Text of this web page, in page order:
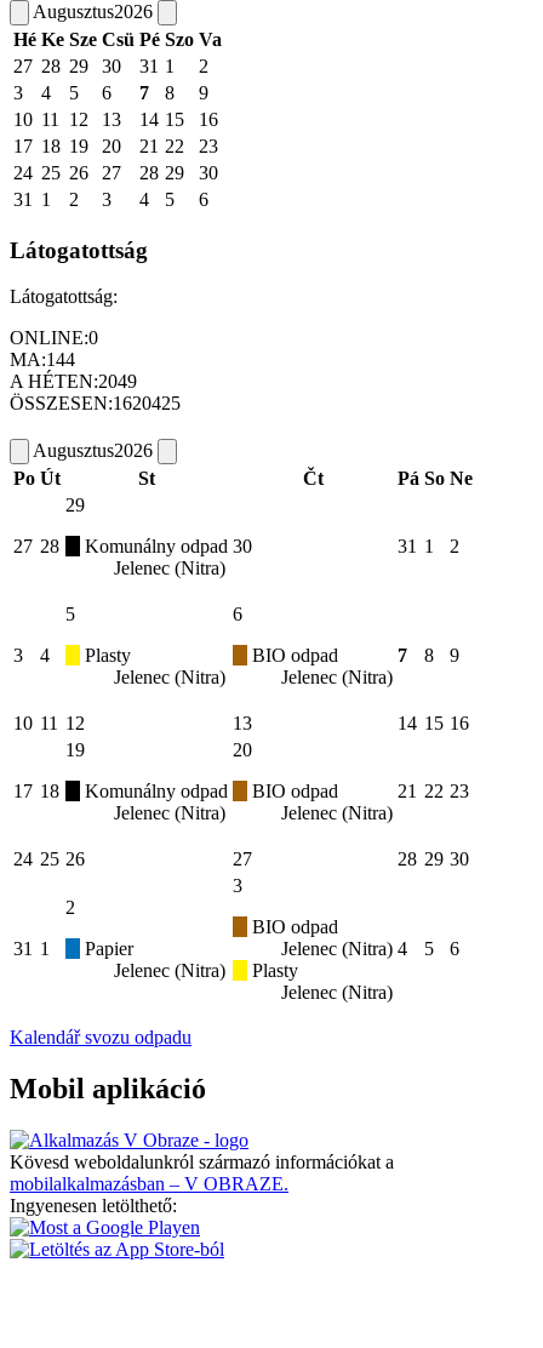
Augusztus2026
Hé Ke Sze Csü Pé Szo Va
27 28 29 30 31 1
2
3
4 5 6 7 8
9
10 11 12 13 14 15
16
17 18 19 20 21 22
23
24 25 26 27 28 29
30
31
1 2 3 4 5 6
Látogatottság
Látogatottság:
ONLINE:0
MA:144
A HÉTEN:2049
ÖSSZESEN:1620425
Augusztus2026
Po Út St Čt Pá So Ne
27 28
29
Komunálny odpad
Jelenec (Nitra)
30 31 1 2
3 4
5
Plasty
Jelenec (Nitra)
6
BIO odpad
Jelenec (Nitra)
7 8 9
10 11 12 13 14 15 16
17 18
19
Komunálny odpad
Jelenec (Nitra)
20
BIO odpad
Jelenec (Nitra)
21 22 23
24 25 26 27 28 29 30
31 1
2
Papier
Jelenec (Nitra)
3
BIO odpad
Jelenec (Nitra)
Plasty
Jelenec (Nitra)
4 5 6
Kalendář svozu odpadu
Mobil aplikáció
Kövesd weboldalunkról származó információkat a
mobilalkalmazásban – V OBRAZE.
Ingyenesen letölthető: